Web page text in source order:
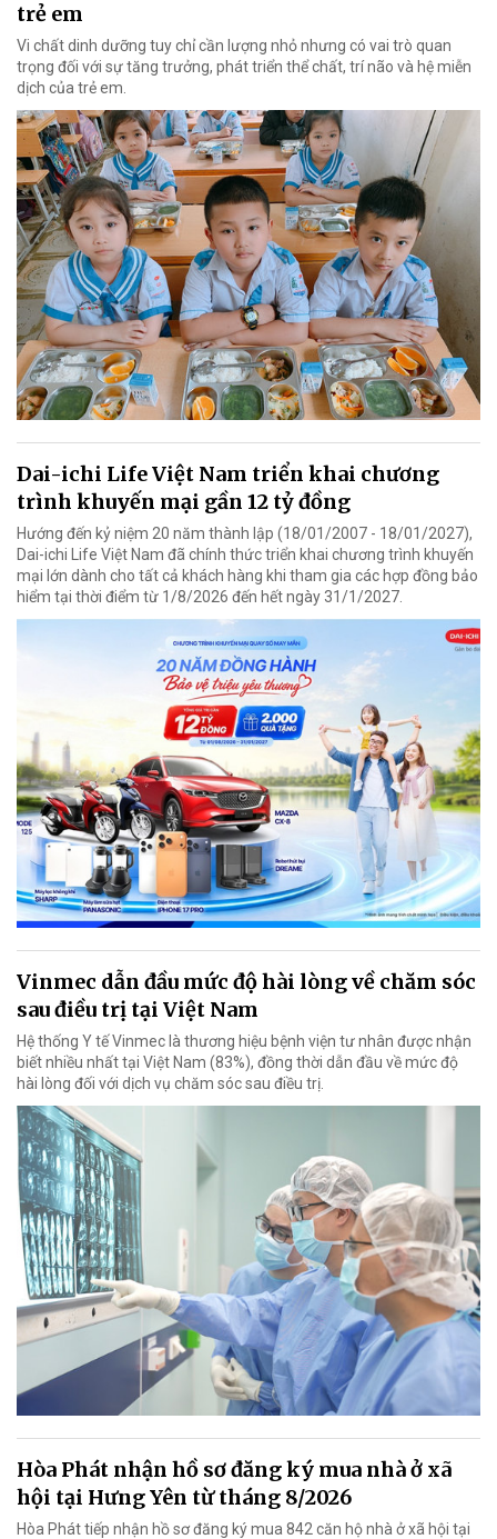
trẻ em
Vi chất dinh dưỡng tuy chỉ cần lượng nhỏ nhưng có vai trò quan
trọng đối với sự tăng trưởng, phát triển thể chất, trí não và hệ miễn
dịch của trẻ em.
Dai-ichi Life Việt Nam triển khai chương
trình khuyến mại gần 12 tỷ đồng
Hướng đến kỷ niệm 20 năm thành lập (18/01/2007 - 18/01/2027),
Dai-ichi Life Việt Nam đã chính thức triển khai chương trình khuyến
mại lớn dành cho tất cả khách hàng khi tham gia các hợp đồng bảo
hiểm tại thời điểm từ 1/8/2026 đến hết ngày 31/1/2027.
Vinmec dẫn đầu mức độ hài lòng về chăm sóc
sau điều trị tại Việt Nam
Hệ thống Y tế Vinmec là thương hiệu bệnh viện tư nhân được nhận
biết nhiều nhất tại Việt Nam (83%), đồng thời dẫn đầu về mức độ
hài lòng đối với dịch vụ chăm sóc sau điều trị.
Hòa Phát nhận hồ sơ đăng ký mua nhà ở xã
hội tại Hưng Yên từ tháng 8/2026
Hòa Phát tiếp nhận hồ sơ đăng ký mua 842 căn hộ nhà ở xã hội tại